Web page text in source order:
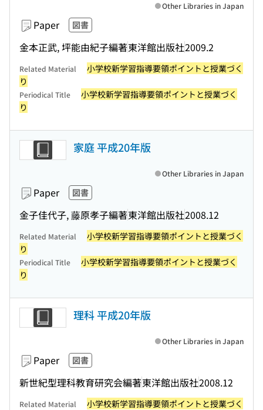
Paper 図書
金本正武, 坪能由紀子編著東洋館出版社2009.2
Other Libraries in Japan
Related Material
小学校新学習指導要領ポイントと授業づく
り
Periodical Title
小学校新学習指導要領ポイントと授業づく
り
家庭 平成20年版
Paper 図書
金子佳代子, 藤原孝子編著東洋館出版社2008.12
Other Libraries in Japan
Related Material
小学校新学習指導要領ポイントと授業づく
り
Periodical Title
小学校新学習指導要領ポイントと授業づく
り
理科 平成20年版
Paper 図書
新世紀型理科教育研究会編著東洋館出版社2008.12
Other Libraries in Japan
Related Material
小学校新学習指導要領ポイントと授業づく